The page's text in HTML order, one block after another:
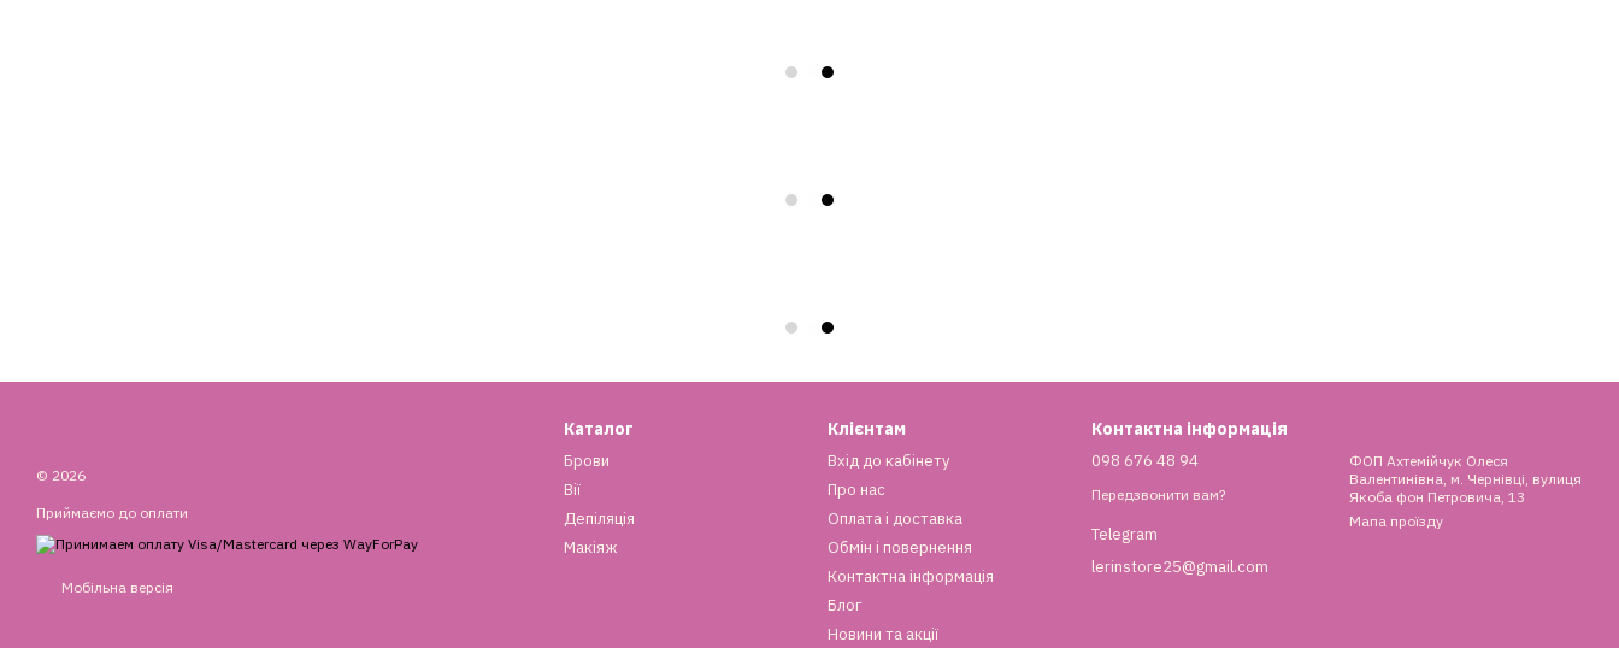
© 2026
Приймаємо до оплати
Мобільна версія
Каталог
Брови
Вії
Депіляція
Макіяж
Клієнтам
Вхід до кабінету
Про нас
Оплата і доставка
Обмін і повернення
Контактна інформація
Блог
Новини та акції
Контактна інформація
098 676 48 94
Передзвонити вам?
Telegram
lerinstore25@gmail.com
ФОП Ахтемійчук Олеся
Валентинівна, м. Чернівці, вулиця
Якоба фон Петровича, 13
Мапа проїзду